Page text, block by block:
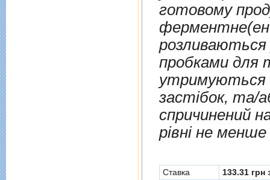
готовому
розливаються у пляшки,
пробками для
утримуються
застібок, та/
спричинений
рівні не
Cтавка
133.31 грн